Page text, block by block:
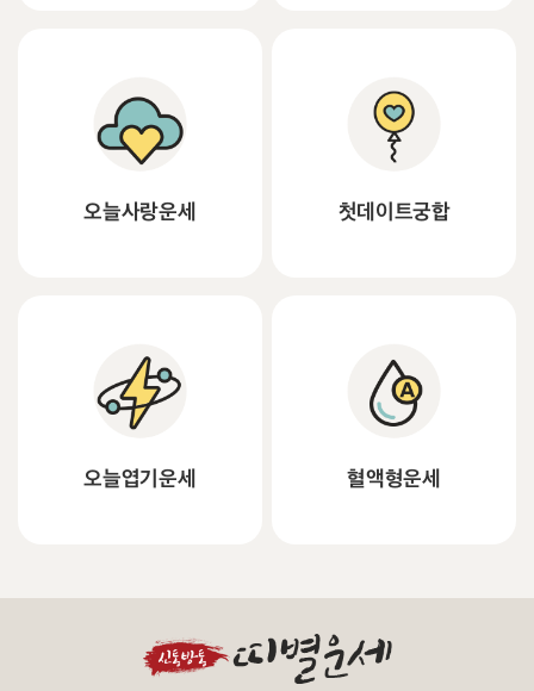
오늘사랑운세 첫데이트궁합
오늘엽기운세 혈액형운세